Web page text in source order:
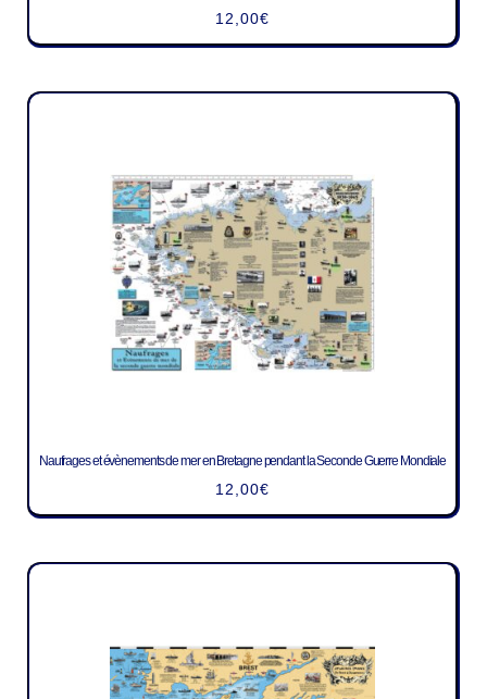
12,00€
Naufrages et évènements de mer en Bretagne pendant la Seconde Guerre Mondiale
12,00€